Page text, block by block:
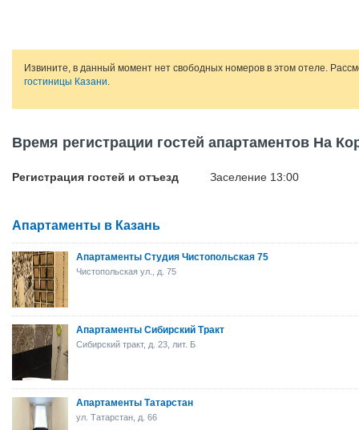
Извините, в данный момент нет свободных номеров в этом отеле.
гостиницы Казани.
Время регистрации гостей апартаментов На
Регистрация гостей и отъезд Заселение 13:00
Апартаменты в Казань
Апартаменты Студия Чистопольская 75
Чистопольская ул., д. 75
Апартаменты Сибирский Тракт
Сибирский тракт, д. 23, лит. Б
Апартаменты Татарстан
ул. Татарстан, д. 66